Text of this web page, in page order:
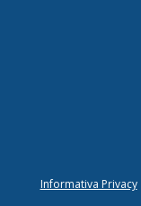
Informativa Privacy